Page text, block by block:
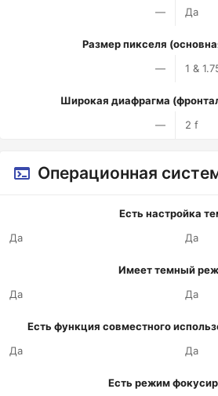
—
Да
Размер пикселя
—
1 &
Широкая диафрагма
—
2 f
Операционная
Есть настройка
Да
Да
Имеет темный
Да
Да
Есть функция совместного
Да
Да
Есть режим